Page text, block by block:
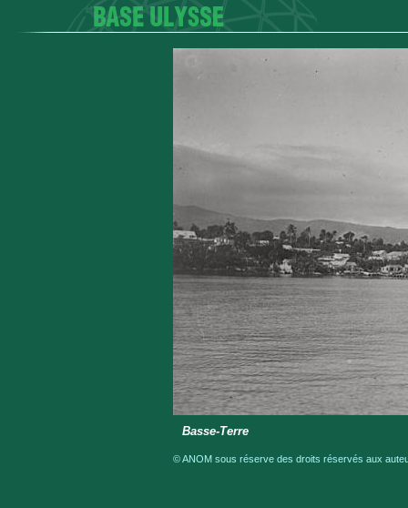
Basse-Terre
© ANOM sous réserve des droits réservés aux